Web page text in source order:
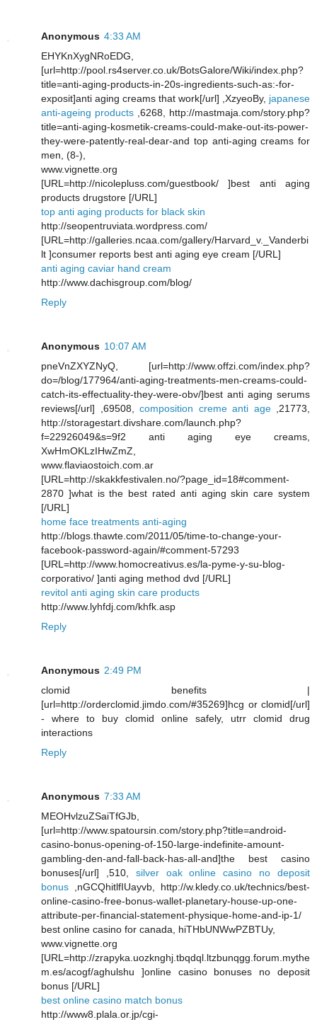
Anonymous 4:33 AM
EHYKnXygNRoEDG,
[url=http://pool.rs4server.co.uk/BotsGalore/Wiki/index.php?
title=anti-aging-products-in-20s-ingredients-such-as:-for-
exposit]anti aging creams that work[/url] ,XzyeoBy, japanese
anti-ageing products ,6268, http://mastmaja.com/story.php?
title=anti-aging-kosmetik-creams-could-make-out-its-power-
they-were-patently-real-dear-and top anti-aging creams for
men, (8-),
www.vignette.org
[URL=http://nicolepluss.com/guestbook/ ]best anti aging
products drugstore [/URL]
top anti aging products for black skin
http://seopentruviata.wordpress.com/
[URL=http://galleries.ncaa.com/gallery/Harvard_v._Vanderbi
lt ]consumer reports best anti aging eye cream [/URL]
anti aging caviar hand cream
http://www.dachisgroup.com/blog/
Reply
Anonymous 10:07 AM
pneVnZXYZNyQ, [url=http://www.offzi.com/index.php?
do=/blog/177964/anti-aging-treatments-men-creams-could-
catch-its-effectuality-they-were-obv/]best anti aging serums
reviews[/url] ,69508, composition creme anti age,21773,
http://storagestart.divshare.com/launch.php?
f=22926049&s=9f2 anti aging eye creams,
XwHmOKLzIHwZmZ,
www.flaviaostoich.com.ar
[URL=http://skakkfestivalen.no/?page_id=18#comment-
2870 ]what is the best rated anti aging skin care system
[/URL]
home face treatments anti-aging
http://blogs.thawte.com/2011/05/time-to-change-your-
facebook-password-again/#comment-57293
[URL=http://www.homocreativus.es/la-pyme-y-su-blog-
corporativo/ ]anti aging method dvd [/URL]
revitol anti aging skin care products
http://www.lyhfdj.com/khfk.asp
Reply
Anonymous 2:49 PM
clomid benefits |
[url=http://orderclomid.jimdo.com/#35269]hcg or clomid[/url]
- where to buy clomid online safely, utrr clomid drug
interactions
Reply
Anonymous 7:33 AM
MEOHvlzuZSaiTfGJb,
[url=http://www.spatoursin.com/story.php?title=android-
casino-bonus-opening-of-150-large-indefinite-amount-
gambling-den-and-fall-back-has-all-and]the best casino
bonuses[/url] ,510, silver oak online casino no deposit
bonus ,nGCQhitlfIUayvb, http://w.kledy.co.uk/technics/best-
online-casino-free-bonus-wallet-planetary-house-up-one-
attribute-per-financial-statement-physique-home-and-ip-1/
best online casino for canada, hiTHbUNWwPZBTUy,
www.vignette.org
[URL=http://zrapyka.uozknghj.tbqdql.ltzbunqgg.forum.mythe
m.es/acogf/aghulshu ]online casino bonuses no deposit
bonus [/URL]
best online casino match bonus
http://www8.plala.or.jp/cgi-